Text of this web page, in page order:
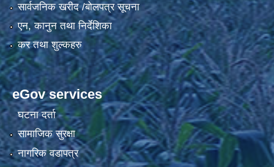
सार्वजनिक खरीद /बोलपत्र सूचना
एन, कानुन तथा निर्देशिका
कर तथा शुल्कहरु
eGov services
घटना दर्ता
सामाजिक सुरक्षा
नागरिक वडापत्र